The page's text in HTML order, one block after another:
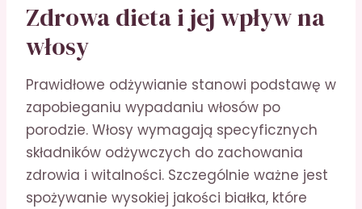
Zdrowa dieta i jej wpływ na
włosy
Prawidłowe odżywianie stanowi podstawę w
zapobieganiu wypadaniu włosów po
porodzie. Włosy wymagają specyficznych
składników odżywczych do zachowania
zdrowia i witalności. Szczególnie ważne jest
spożywanie wysokiej jakości białka, które